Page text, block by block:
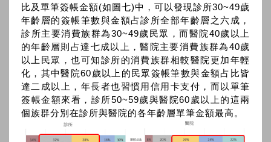
比及單筆簽帳金額(如圖七)中，可以發現診所30~49歲
年齡層的簽帳筆數與金額占診所全部年齡層之六成，
診所主要消費族群為30~49歲民眾，而醫院40歲以上
的年齡層則占達七成以上，醫院主要消費族群為40歲
以上民眾，也可知診所的消費族群相較醫院更加年輕
化，其中醫院60歲以上的民眾簽帳筆數與金額占比皆
達二成以上，年長者也習慣用信用卡支付，而以單筆
簽帳金額來看，診所50~59歲與醫院60歲以上的這兩
個族群分別在診所與醫院的各年齡層單筆金額最高。